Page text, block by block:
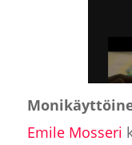
Emile Mosseri